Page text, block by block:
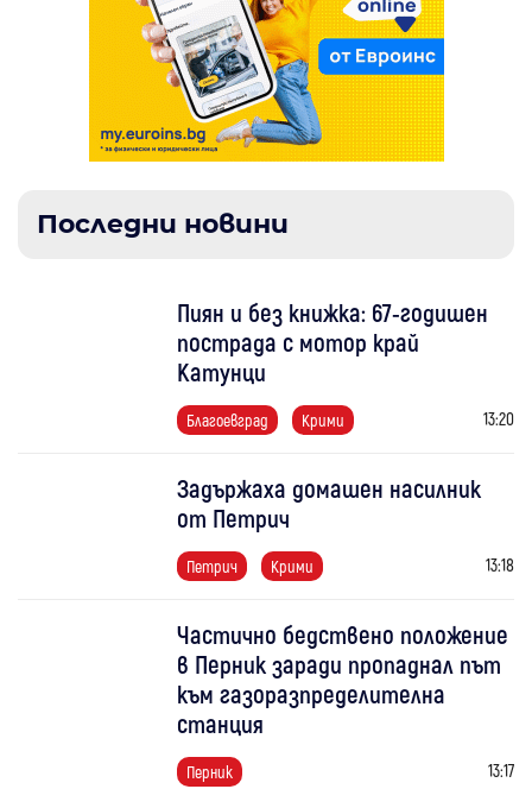
Последни новини
Пиян и без книжка: 67-годишен
пострада с мотор край
Катунци
Благоевград Крими 13:20
Задържаха домашен насилник
от Петрич
Петрич Крими 13:18
Частично бедствено положение
в Перник заради пропаднал път
към газоразпределителна
станция
Перник 13:17